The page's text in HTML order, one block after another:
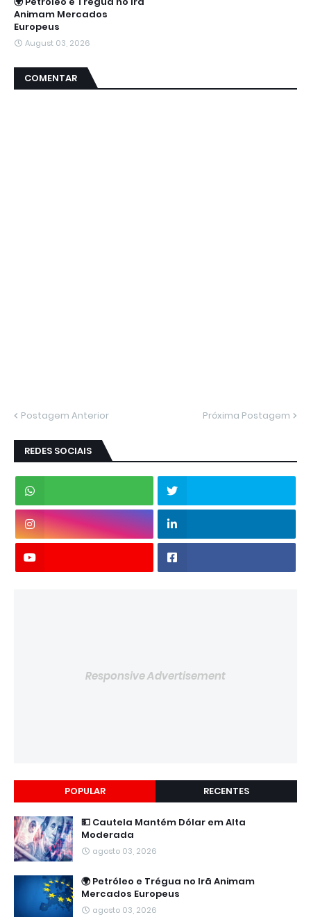
Animam Mercados
Europeus
August 03, 2026
COMENTAR
Postagem Anterior Próxima Postagem
REDES SOCIAIS
Responsive Advertisement
POPULAR RECENTES
💵 Cautela Mantém Dólar em Alta
Moderada
agosto 03, 2026
🌍 Petróleo e Trégua no Irã Animam
Mercados Europeus
agosto 03, 2026